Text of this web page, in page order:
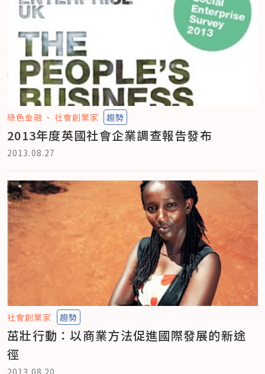
綠色金融 社會創業家 趨勢
2013年度英國社會企業調查報告發布
2013.08.27
社會創業家 趨勢
茁壯行動：以商業方法促進國際發展的新途
徑
2013.08.20